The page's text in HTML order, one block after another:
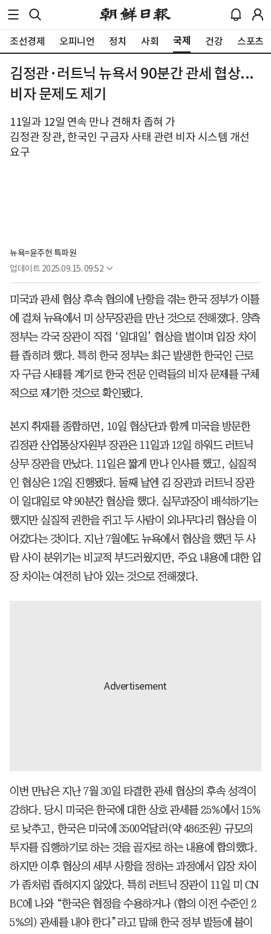
조선경제 오피니언 정치 사회 국제 건강 스포츠
김정관·러트닉 뉴욕서 90분간 관세 협상...
비자 문제도 제기
11일과 12일 연속 만나 견해차 좁혀 가
김정관 장관, 한국인 구금자 사태 관련 비자 시스템 개선
요구
뉴욕=윤주헌 특파원
업데이트 2025.09.15. 09:52
미국과 관세 협상 후속 협의에 난항을 겪는 한국 정부가 이틀
에 걸쳐 뉴욕에서 미 상무장관을 만난 것으로 전해졌다. 양측
정부는 각국 장관이 직접 ‘일대일’ 협상을 벌이며 입장 차이
를 좁히려 했다. 특히 한국 정부는 최근 발생한 한국인 근로
자 구금 사태를 계기로 한국 전문 인력들의 비자 문제를 구체
적으로 제기한 것으로 확인됐다.
본지 취재를 종합하면, 10일 협상단과 함께 미국을 방문한
김정관 산업통상자원부 장관은 11일과 12일 하워드 러트닉
상무 장관을 만났다. 11일은 짧게 만나 인사를 했고, 실질적
인 협상은 12일 진행됐다. 둘째 날엔 김 장관과 러트닉 장관
이 일대일로 약 90분간 협상을 했다. 실무과장이 배석하기는
했지만 실질적 권한을 쥐고 두 사람이 외나무다리 협상을 이
어갔다는 것이다. 지난 7월에도 뉴욕에서 협상을 했던 두 사
람 사이 분위기는 비교적 부드러웠지만, 주요 내용에 대한 입
장 차이는 여전히 남아 있는 것으로 전해졌다.
이번 만남은 지난 7월 30일 타결한 관세 협상의 후속 성격이
강하다. 당시 미국은 한국에 대한 상호 관세를 25%에서 15%
로 낮추고, 한국은 미국에 3500억달러(약 486조원) 규모의
투자를 집행하기로 하는 것을 골자로 하는 내용에 합의했다.
하지만 이후 협상의 세부 사항을 정하는 과정에서 입장 차이
가 좀처럼 좁혀지지 않았다. 특히 러트닉 장관이 11일 미 CN
BC에 나와 “한국은 협정을 수용하거나 (합의 이전 수준인 2
5%의) 관세를 내야 한다”라고 말해 한국 정부 발등에 불이